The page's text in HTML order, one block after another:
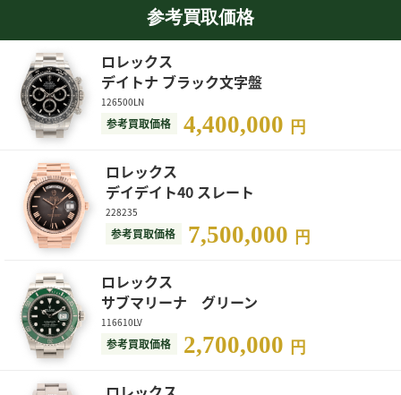
参考買取価格
ロレックス
デイトナ ブラック文字盤
126500LN
参考買取価格 4,400,000 円
ロレックス
デイデイト40 スレート
228235
参考買取価格 7,500,000 円
ロレックス
サブマリーナ グリーン
116610LV
参考買取価格 2,700,000 円